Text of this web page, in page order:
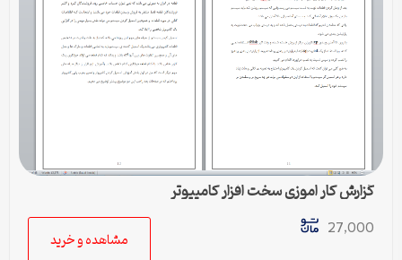
گزارش کار اموزی سخت افزار کامپیوتر
27,000
مشاهده و خرید